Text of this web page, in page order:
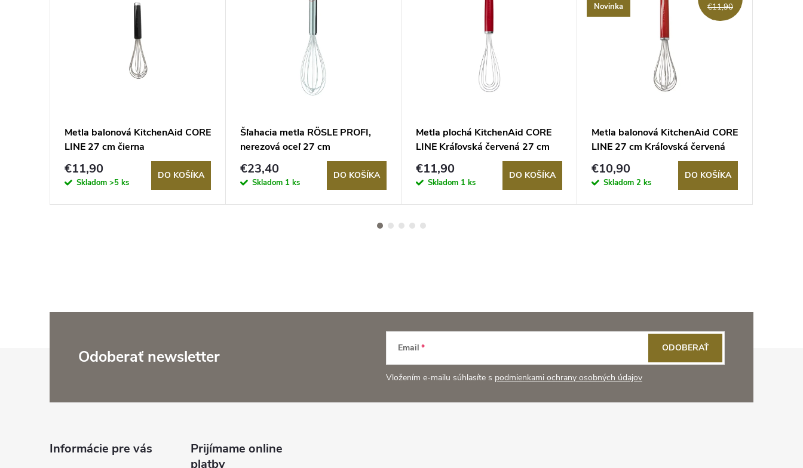
Metla balonová KitchenAid CORE
LINE 27 cm čierna
€11,90
Skladom >5 ks
DO KOŠÍKA
Šľahacia metla RÖSLE PROFI,
nerezová oceľ 27 cm
€23,40
Skladom 1 ks
DO KOŠÍKA
Metla plochá KitchenAid CORE
LINE Kráľovská červená 27 cm
€11,90
Skladom 1 ks
DO KOŠÍKA
Novinka
€11,90
Metla balonová KitchenAid CORE
LINE 27 cm Kráľovská červená
€10,90
Skladom 2 ks
DO KOŠÍKA
Odoberať newsletter Email
Vložením e-mailu súhlasíte s podmienkami ochrany osobných údajov
ODOBERAŤ
Informácie pre vás
Prijímame online
platby